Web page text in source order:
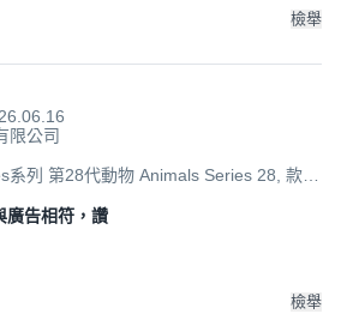
檢舉
限公司
列 第28代動物 Animals Series 28, 款式
廣告相符，讚
檢舉